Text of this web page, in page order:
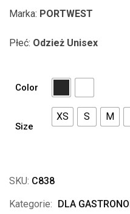
Marka: PORTWEST
Płeć: Odzież Unisex
Color
Size
XS S M
SKU: C838
Kategorie: DLA